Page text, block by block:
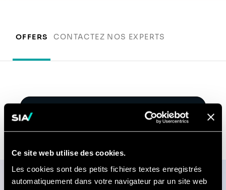
Ce site web utilise des cookies.
Les cookies sont des petits fichiers textes enregistrés
automatiquement dans votre navigateur par un site web
OFFERS CONTACTEZ NOS EXPERTS